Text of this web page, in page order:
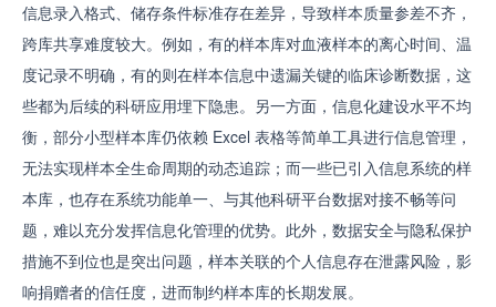
信息录入格式、储存条件标准存在差异，导致样本质量参差不齐，
跨库共享难度较大。例如，有的样本库对血液样本的离心时间、温
度记录不明确，有的则在样本信息中遗漏关键的临床诊断数据，这
些都为后续的科研应用埋下隐患。另一方面，信息化建设水平不均
衡，部分小型样本库仍依赖 Excel 表格等简单工具进行信息管理，
无法实现样本全生命周期的动态追踪；而一些已引入信息系统的样
本库，也存在系统功能单一、与其他科研平台数据对接不畅等问
题，难以充分发挥信息化管理的优势。此外，数据安全与隐私保护
措施不到位也是突出问题，样本关联的个人信息存在泄露风险，影
响捐赠者的信任度，进而制约样本库的长期发展。